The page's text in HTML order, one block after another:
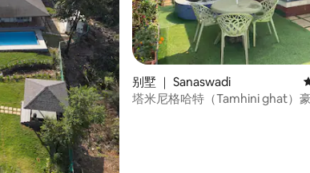
别墅 ｜ Sanaswadi
塔米尼格哈特（Tamhini ghat）